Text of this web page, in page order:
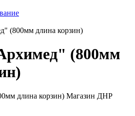
(800мм длина корзин)
(800мм